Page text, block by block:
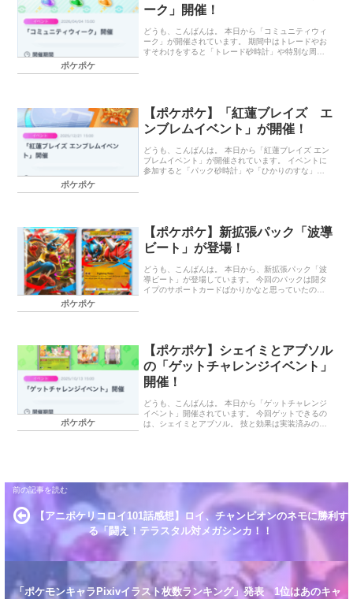
的には「ツボツボex」がもう一枚欲しいところです
ね。 終わりに… 「ツボツボex」と「フシギバナex」
ています。 …
ポケポケ
ーク」開催！
どうも、こんばんは。 本日から「コミュニティウィ
ーク」が開催されています。 期間中はトレードやお
すそわけをすると「トレード砂時計」や特別な周辺
ク イベント期間 20264月4日（土）15：00～4月11
日（土）14：59 終わりに… 雨だったので、1日中自
宅に引き籠ってドラマ「アンナチュラル」を一気見
参加中ポケモ…
ポケポケ
【ポケポケ】「紅蓮ブレイズ エ
ンブレムイベント」が開催！
どうも、こんばんは。 本日から「紅蓮ブレイズ エン
ブレムイベント」が開催されています。 イベントに
参加すると「パック砂時計」や「ひかりのすな」な
間 2025年12月21日（日）15：00～12月31日
（水）14：59 終わりに… 体調の方ですが、熱は下
がったけど、まだ頭のふらつきがあるのが気になり
ポケモン好き…
ポケポケ
【ポケポケ】新拡張パック「波導
ビート」が登場！
どうも、こんばんは。 本日から、新拡張パック「波
導ビート」が登場しています。 今回のパックは闘タ
イプのサポートカードばかりかなと思っていたので
１枚しかゲットできていないので、デッキ作成はま
だ先になりそうです。 終わりに… 明日はアギトの映
画の公開日。楽しみです！ ランキング参加中ポケモ
ン ランキング参加中ポケモン好きな人達と仲良くい
ポケポケ
【ポケポケ】シェイミとアブソル
の「ゲットチャレンジイベント」
開催！
どうも、こんばんは。 本日から「ゲットチャレンジ
イベント」開催されています。 今回ゲットできるの
は、シェイミとアブソル。 技と効果は実装済みのも
間 2025年10月13日（月）15：00～10月23日
（木）14：59 ゲットできるカード シェイミ アブソ
ル 終わりに… 今更ながら「ウルトラマンネクサス」
のOPとEDはどれも良い曲ばかりだなと感じまし
た。特に…
【アニポケリコロイ101話感想】ロイ、チャンピオンのネモに勝利す
る「闘え！テラスタル対メガシンカ！！
「ポケモンキャラPixivイラスト枚数ランキング」発表 1位はあのキャ